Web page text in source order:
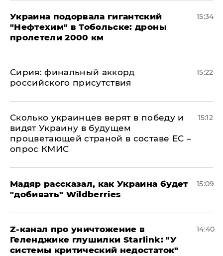
Украина подорвала гигантский
"Нефтехим" в Тобольске: дроны
пролетели 2000 км
15:34
​Сирия: финальный аккорд
российского присутствия
15:22
Сколько украинцев верят в победу и
видят Украину в будущем
процветающей страной в составе ЕС –
опрос КМИС
15:12
Мадяр рассказал, как Украина будет
"добивать" Wildberries
15:09
Z-канал про уничтожение в
Геленджике глушилки Starlink: "У
системы критический недостаток"
14:40